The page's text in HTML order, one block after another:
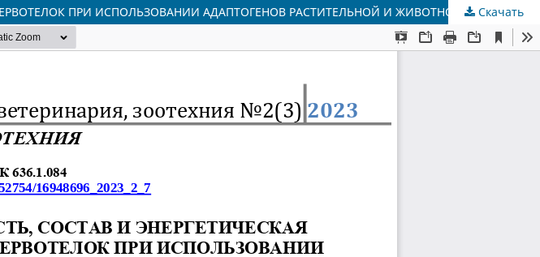
ПРИ ИСПОЛЬЗОВАНИИ АДАПТОГЕНОВ РАСТИТЕЛЬНОЙ И ЖИВОТНОЙ ПРИРОДЫ
Скачать